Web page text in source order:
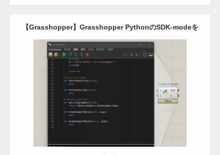
【Grasshopper】Grasshopper PythonのSDK-modeを
使ってみよう
Category:Grasshopper
Detail